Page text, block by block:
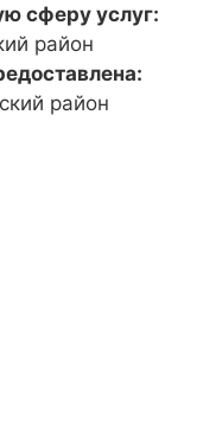
сферу услуг:
район
район